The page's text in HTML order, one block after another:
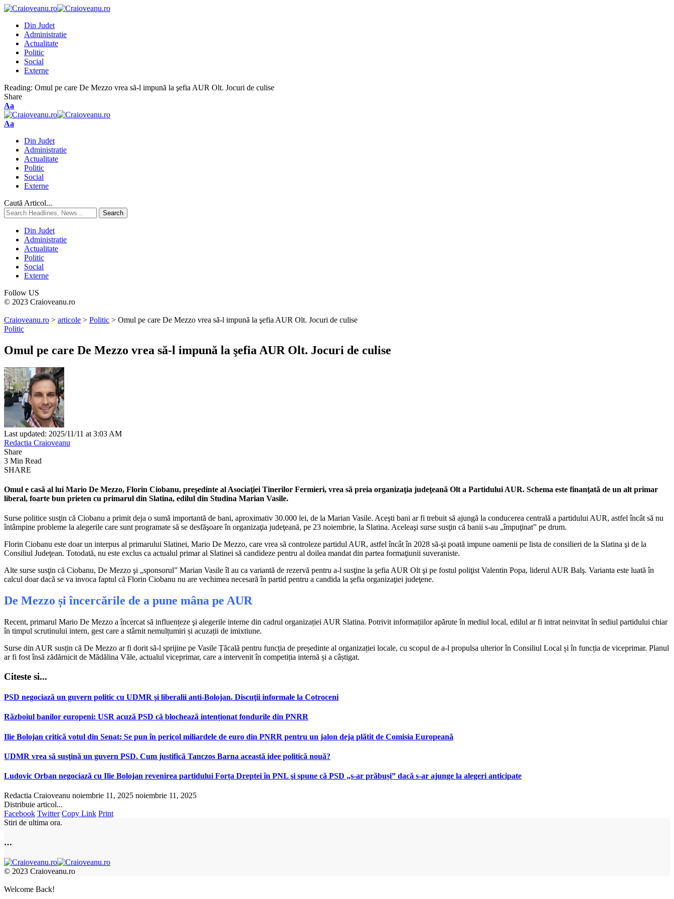
Din Judet
Administratie
Actualitate
Politic
Social
Externe
Reading: Omul pe care De Mezzo vrea să-l impună la şefia AUR Olt. Jocuri de culise
Share
Aa
Aa
Din Judet
Administratie
Actualitate
Politic
Social
Externe
Caută Articol...
Din Judet
Administratie
Actualitate
Politic
Social
Externe
Follow US
© 2023 Craioveanu.ro
Craioveanu.ro > articole > Politic > Omul pe care De Mezzo vrea să-l impună la şefia AUR Olt. Jocuri de culise
Politic
Omul pe care De Mezzo vrea să-l impună la şefia AUR Olt. Jocuri de culise
Last updated: 2025/11/11 at 3:03 AM
Redactia Craioveanu
Share
3 Min Read
SHARE
Omul e casă al lui Mario De Mezzo, Florin Ciobanu, preşedinte al Asociaţiei Tinerilor Fermieri, vrea să preia organizaţia judeţeană Olt a Partidului AUR. Schema este finanţată de un alt primar
liberal, foarte bun prieten cu primarul din Slatina, edilul din Studina Marian Vasile.
Surse politice susţin că Ciobanu a primit deja o sumă importantă de bani, aproximativ 30.000 lei, de la Marian Vasile. Aceşti bani ar fi trebuit să ajungă la conducerea centrală a partidului AUR, astfel încât să nu
întâmpine probleme la alegerile care sunt programate să se desfăşoare în organizaţia judeţeană, pe 23 noiembrie, la Slatina. Aceleaşi surse susţin că banii s-au „împuţinat” pe drum.
Florin Ciobanu este doar un interpus al primarului Slatinei, Mario De Mezzo, care vrea să controleze partidul AUR, astfel încât în 2028 să-şi poată impune oamenii pe lista de consilieri de la Slatina şi de la
Consiliul Judeţean. Totodată, nu este exclus ca actualul primar al Slatinei să candideze pentru al doilea mandat din partea formaţiunii suveraniste.
Alte surse susţin că Ciobanu, De Mezzo şi „sponsorul” Marian Vasile îl au ca variantă de rezervă pentru a-l susţine la şefia AUR Olt şi pe fostul poliţist Valentin Popa, liderul AUR Balş. Varianta este luată în
calcul doar dacă se va invoca faptul că Florin Ciobanu nu are vechimea necesară în partid pentru a candida la şefia organizaţiei judeţene.
De Mezzo și încercările de a pune mâna pe AUR
Recent, primarul Mario De Mezzo a încercat să influențeze şi alegerile interne din cadrul organizației AUR Slatina. Potrivit informațiilor apărute în mediul local, edilul ar fi intrat neinvitat în sediul partidului chiar
în timpul scrutinului intern, gest care a stârnit nemulțumiri și acuzații de imixtiune.
Surse din AUR susțin că De Mezzo ar fi dorit să-l sprijine pe Vasile Țăcală pentru funcția de președinte al organizației locale, cu scopul de a-l propulsa ulterior în Consiliul Local și în funcția de viceprimar. Planul
ar fi fost însă zădărnicit de Mădălina Văle, actualul viceprimar, care a intervenit în competiția internă și a câștigat.
Citeste si...
PSD negociază un guvern politic cu UDMR şi liberalii anti-Bolojan. Discuţii informale la Cotroceni
Războiul banilor europeni: USR acuză PSD că blochează intenționat fondurile din PNRR
Ilie Bolojan critică votul din Senat: Se pun în pericol miliardele de euro din PNRR pentru un jalon deja plătit de Comisia Europeană
UDMR vrea să susţină un guvern PSD. Cum justifică Tanczos Barna această idee politică nouă?
Ludovic Orban negociază cu Ilie Bolojan revenirea partidului Forța Dreptei în PNL şi spune că PSD „s-ar prăbuși” dacă s-ar ajunge la alegeri anticipate
Redactia Craioveanu noiembrie 11, 2025 noiembrie 11, 2025
Distribuie articol...
Facebook Twitter Copy Link Print
Stiri de ultima ora.
…
© 2023 Craioveanu.ro
Welcome Back!